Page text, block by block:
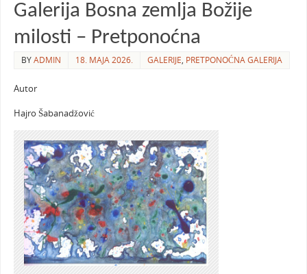
Galerija Bosna zemlja Božije
milosti – Pretponoćna
BYADMIN 18. MAJA 2026. GALERIJE, PRETPONOĆNA GALERIJA
Autor
Hajro Šabanadžović